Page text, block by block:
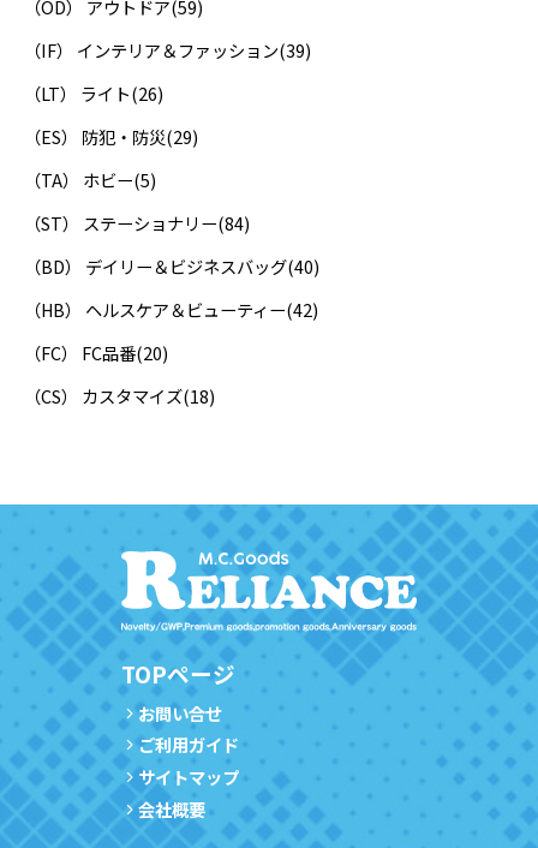
（OD） アウトドア(59)
（IF） インテリア＆ファッション(39)
（LT） ライト(26)
（ES） 防犯・防災(29)
（TA） ホビー(5)
（ST） ステーショナリー(84)
（BD） デイリー＆ビジネスバッグ(40)
（HB） ヘルスケア＆ビューティー(42)
（FC） FC品番(20)
（CS） カスタマイズ(18)
TOPページ
お問い合せ
ご利用ガイド
サイトマップ
会社概要